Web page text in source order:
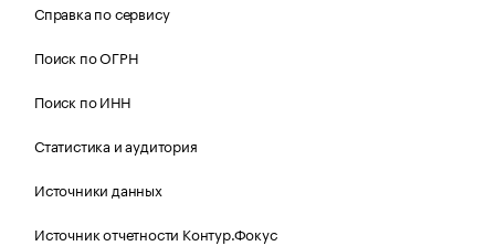
Справка по сервису
Поиск по ОГРН
Поиск по ИНН
Статистика и аудитория
Источники данных
Источник отчетности Контур.Фокус